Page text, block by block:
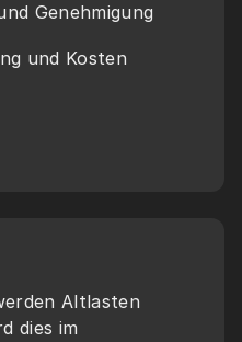
Genehmigung
und Kosten
Altlasten
dies im